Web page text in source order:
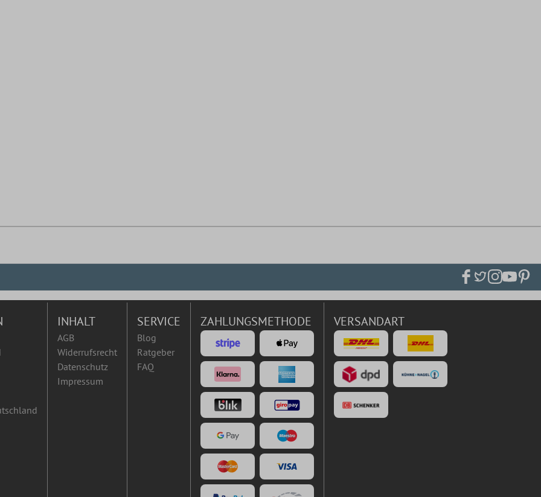
INHALT
AGB
Widerrufsrecht
Datenschutz
Impressum
SERVICE
Blog
Ratgeber
FAQ
ZAHLUNGSMETHODE VERSANDART